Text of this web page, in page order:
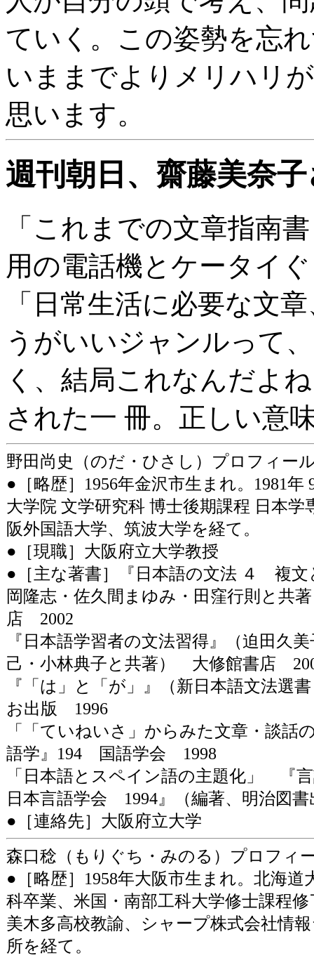
ていく。この姿勢を忘
いままでよりメリハリ
思います。
週刊朝日、齋藤美奈
「これまでの文章指南
用の電話機とケータイ
「日常生活に必要な文
うがいいジャンルって
く、結局これなんだよ
された一 冊。正しい意
野田尚史（のだ・ひさし）プロフィー
●［略歴］1956年金沢市生まれ。1981
大学院 文学研究科 博士後期課程 日本学
阪外国語大学、筑波大学を経て。
●［現職］大阪府立大学教授
●［主な著書］『日本語の文法 ４ 複文
岡隆志・佐久間まゆみ・田窪行則と共
店 2002
『日本語学習者の文法習得』（迫田久
己・小林典子と共著） 大修館書店
『「は」と「が」』（新日本語文法選
お出版 1996
「「ていねいさ」からみた文章・談
語学』194 国語学会 1998
「日本語とスペイン語の主題化」 『
日本言語学会 1994』（編著、明治図書
●［連絡先］大阪府立大学
森口稔（もりぐち・みのる）プロフィ
●［略歴］1958年大阪市生まれ。北海道
科卒業、米国・南部工科大学修士課程
美木多高校教諭、シャープ株式会社情
所を経て。